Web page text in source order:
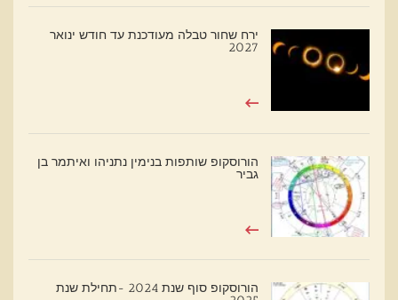
ירח שחור טבלה מעודכנת עד חודש ינואר
2027
הורוסקופ שותפות בנימין נתניהו ואיתמר בן
גביר
הורוסקופ סוף שנת 2024 -תחילת שנת